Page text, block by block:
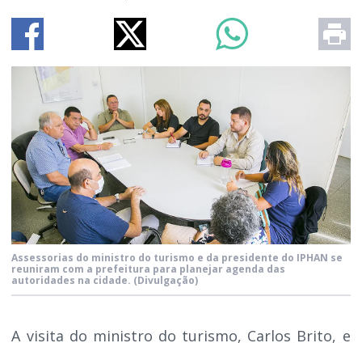
Assessorias do ministro do turismo e da presidente do IPHAN se
reuniram com a prefeitura para planejar agenda das
autoridades na cidade. (Divulgação)
A visita do ministro do turismo, Carlos Brito, e